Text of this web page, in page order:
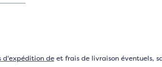
d'expédition deet frais de livraison éventuels,